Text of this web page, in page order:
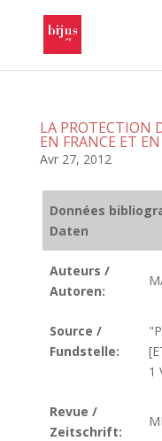
LA PROTECTION
EN FRANCE ET
Avr 27, 2012
Données
Daten
Auteurs /
Autoren:
Source /
Fundstelle:
1
Revue /
Zeitschrift: